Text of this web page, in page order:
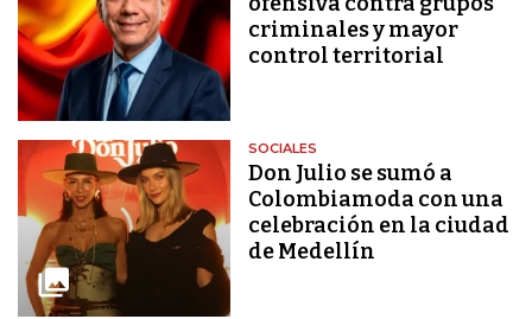
criminales y mayor
control territorial
SOCIALES
Don Julio se sumó a
Colombiamoda con una
celebración en la ciudad
de Medellín